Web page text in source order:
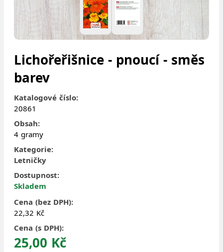
Lichořeřišnice - pnoucí - směs
barev
Katalogové číslo:
20861
Obsah:
4 gramy
Kategorie:
Letničky
Dostupnost:
Skladem
Cena (bez DPH):
22,32 Kč
Cena (s DPH):
25,00 Kč